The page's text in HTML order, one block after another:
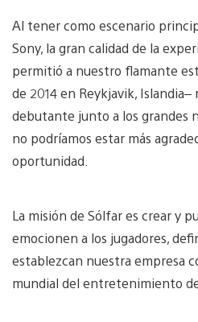
Al tener como escenario
Sony, la gran calidad de la
permitió a nuestro flamante
de 2014 en Reykjavik,
debutante junto a los grandes
no podríamos estar más
oportunidad.
La misión de Sólfar es crear y
emocionen a los jugadores,
establezcan nuestra empresa
mundial del entretenimiento